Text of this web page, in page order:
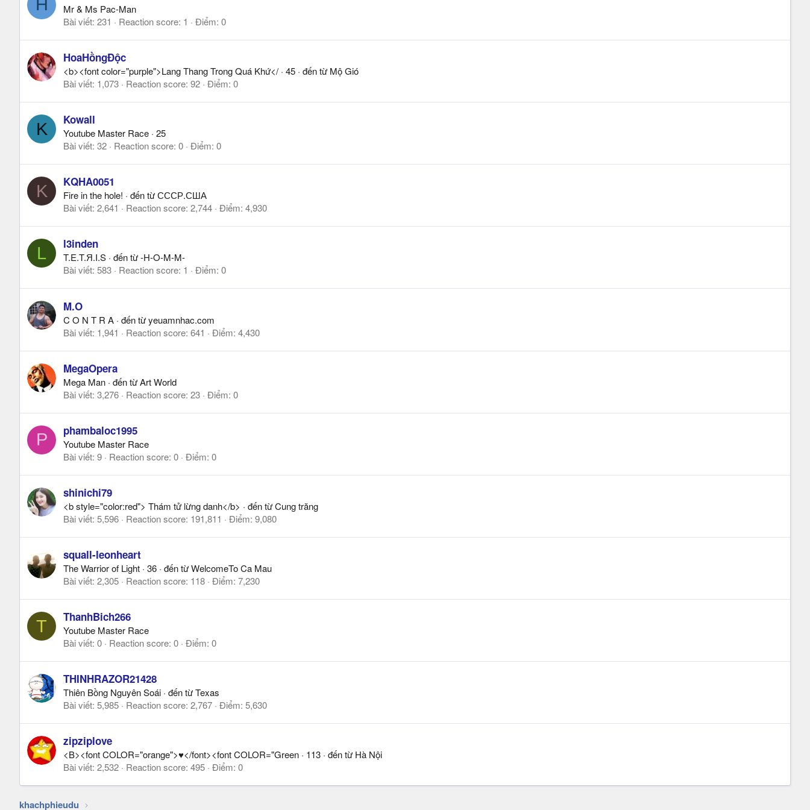
H
Mr & Ms Pac-Man
Bài viết 231 Reaction score 1 Điểm 0
HoaHồngĐộc
<b><font color="purple">Lang Thang Trong Quá Khứ</ · 45 · đến từ Mộ Gió
Bài viết 1,073 Reaction score 92 Điểm 0
K Kowall
Youtube Master Race · 25
Bài viết 32 Reaction score 0 Điểm 0
K KQHA0051
Fire in the hole! · đến từСССР.США
Bài viết 2,641 Reaction score 2,744 Điểm 4,930
L l3inden
T.E.T.Я.I.S · đến từ-H-O-M-M-
Bài viết 583 Reaction score 1 Điểm 0
M.O
C O N T R A · đến từyeuamnhac.com
Bài viết 1,941 Reaction score 641 Điểm 4,430
MegaOpera
Mega Man · đến từArt World
Bài viết 3,276 Reaction score 23 Điểm 0
P phambaloc1995
Youtube Master Race
Bài viết 9 Reaction score 0 Điểm 0
shinichi79
<b style="color:red"> Thám tử lừng danh</b> · đến từCung trăng
Bài viết 5,596 Reaction score 191,811 Điểm 9,080
squall-leonheart
The Warrior of Light · 36 · đến từWelcomeTo Ca Mau
Bài viết 2,305 Reaction score 118 Điểm 7,230
T ThanhBich266
Youtube Master Race
Bài viết 0 Reaction score 0 Điểm 0
THINHRAZOR21428
Thiên Bồng Nguyên Soái · đến từTexas
Bài viết 5,985 Reaction score 2,767 Điểm 5,630
zipziplove
<B><font COLOR="orange">♥</font><font COLOR="Green · 113 · đến từ Hà Nội
Bài viết 2,532 Reaction score 495 Điểm 0
khachphieudu